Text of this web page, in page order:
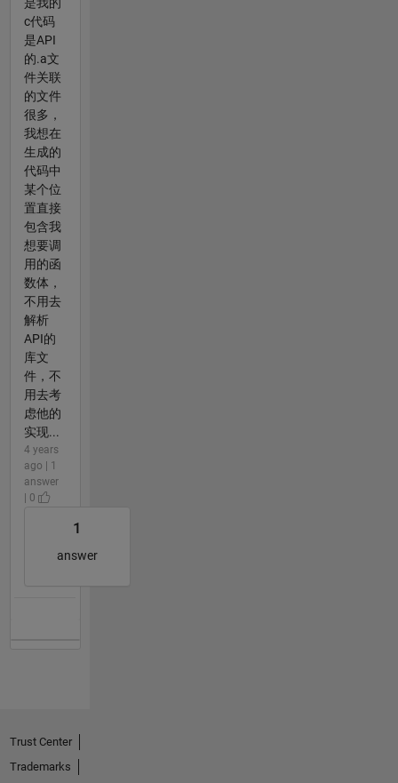
c代码
是API
的.a文
件关联
的文件
很多，
我想在
生成的
代码中
某个位
置直接
包含我
想要调
用的函
数体，
不用去
解析
API的
库文
件，不
用去考
虑他的
实现...
4 years
ago | 1
answer
| 0
1
answer
Trust Center
Trademarks